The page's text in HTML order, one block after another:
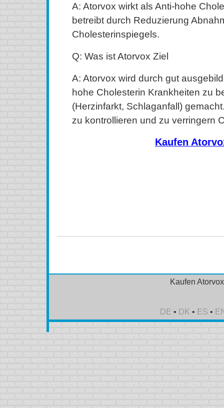
A: Atorvox wirkt als Anti-hohe
betreibt durch Reduzierung
Cholesterinspiegels.
Q: Was ist Atorvox Ziel
A: Atorvox wird durch gut
hohe Cholesterin Krankheiten zu
(Herzinfarkt, Schlaganfall)
zu kontrollieren und zu verringern
Kaufen
Kaufen
DE • DK • ES •